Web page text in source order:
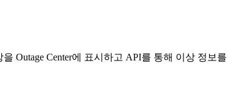
Outage Center에 표시하고 API를 통해 이상 정